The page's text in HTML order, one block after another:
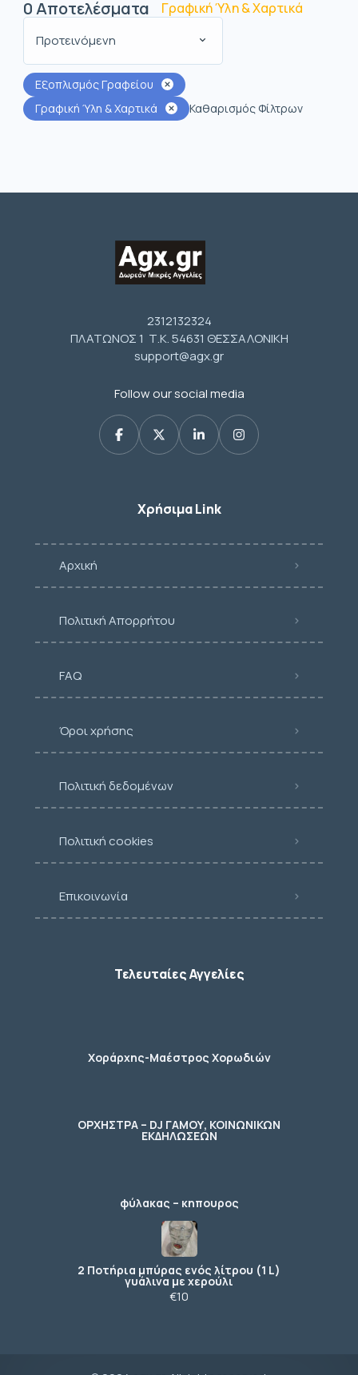
0Αποτελέσματα Γραφική Ύλη & Χαρτικά
Προτεινόμενη
Εξοπλισμός Γραφείου
Γραφική Ύλη & Χαρτικά
Καθαρισμός Φίλτρων
2312132324
ΠΛΑΤΩΝΟΣ 1 Τ.Κ. 54631 ΘΕΣΣΑΛΟΝΙΚΗ
support@agx.gr
Follow our social media
Χρήσιμα Link
Αρχική
Πολιτική Απορρήτου
FAQ
Όροι χρήσης
Πολιτική δεδομένων
Πολιτική cookies
Επικοινωνία
Τελευταίες Αγγελίες
Χοράρχης-Μαέστρος Χορωδιών
ΟΡΧΗΣΤΡΑ – DJ ΓΑΜΟΥ, ΚΟΙΝΩΝΙΚΩΝ
ΕΚΔΗΛΩΣΕΩΝ
φύλακας – κηπουρος
2 Ποτήρια μπύρας ενός λίτρου (1 L)
γυάλινα με χερούλι
€10